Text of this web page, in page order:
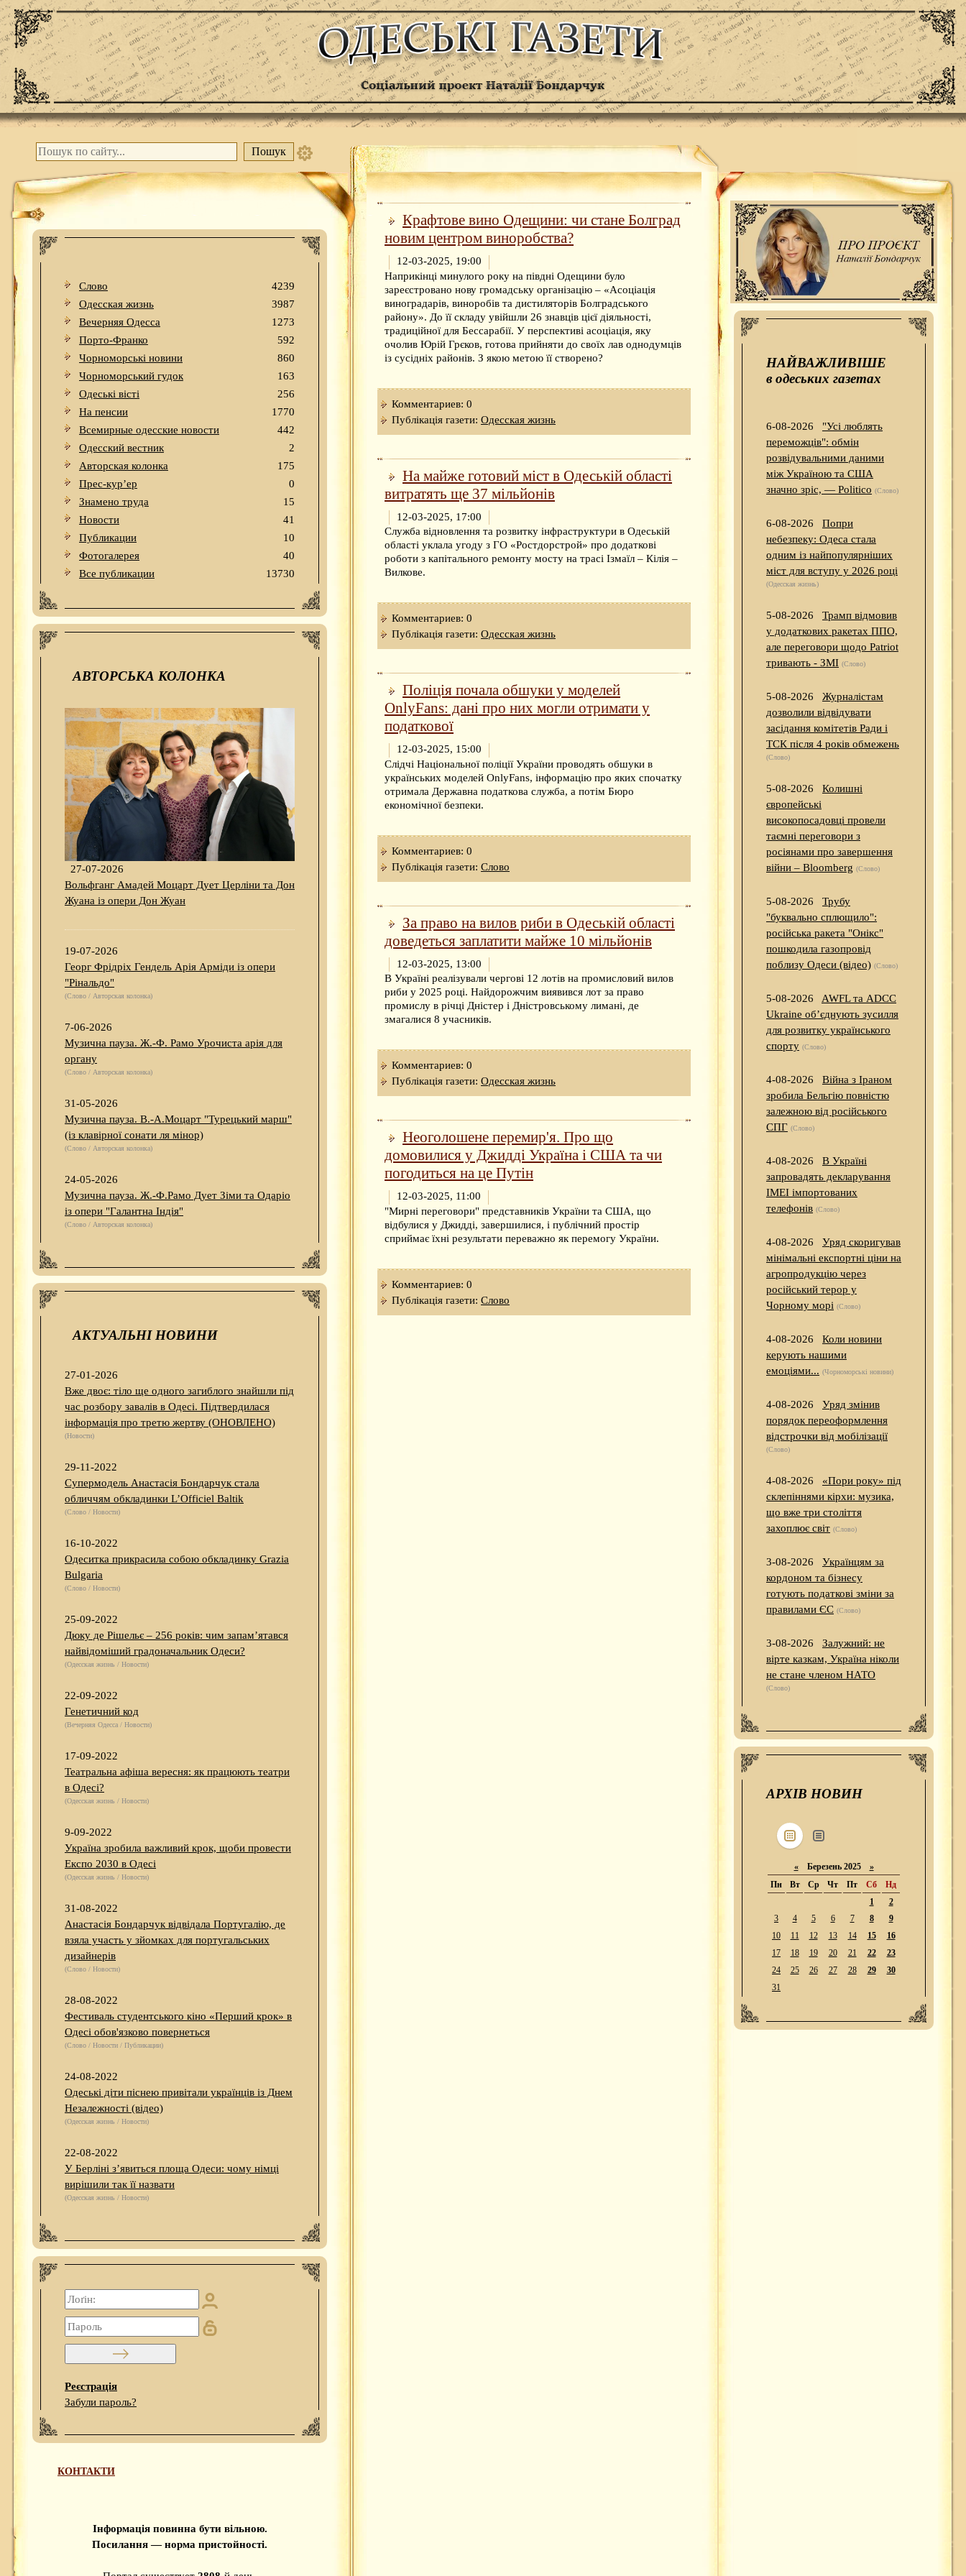
Слово
4239
Одесская жизнь
3987
Вечерняя Одесса
1273
Порто-Франко
592
Чорноморські новини
860
Чорноморський гудок
163
Одеськi вiстi
256
На пенсии
1770
Всемирные одесские новости
442
Одесский вестник
2
Авторская колонка
175
Прес-кур’ер
0
Знамено труда
15
Новости
41
Публикации
10
Фотогалерея
40
Все публикации
13730
АВТОРСЬКА КОЛОНКА
27-07-2026
Вольфганг Амадей Моцарт Дует Церліни та Дон
Жуана із опери Дон Жуан
19-07-2026
Георг Фрідріх Гендель Арія Арміди із опери
"Рінальдо"
(Слово / Авторская колонка)
7-06-2026
Музична пауза. Ж.-Ф. Рамо Урочиста арія для
органу
(Слово / Авторская колонка)
31-05-2026
Музична пауза. В.-А.Моцарт "Турецький марш"
(із клавірної сонати ля мінор)
(Слово / Авторская колонка)
24-05-2026
Музична пауза. Ж.-Ф.Рамо Дует Зіми та Одаріо
із опери "Галантна Індія"
(Слово / Авторская колонка)
АКТУАЛЬНІ НОВИНИ
27-01-2026
Вже двоє: тіло ще одного загиблого знайшли під
час розбору завалів в Одесі. Підтвердилася
інформація про третю жертву (ОНОВЛЕНО)
(Новости)
29-11-2022
Супермодель Анастасія Бондарчук стала
обличчям обкладинки L’Officiel Baltik
(Слово / Новости)
16-10-2022
Одеситка прикрасила собою обкладинку Grazia
Bulgaria
(Слово / Новости)
25-09-2022
Дюку де Рішельє – 256 років: чим запам’ятався
найвідоміший градоначальник Одеси?
(Одесская жизнь / Новости)
22-09-2022
Генетичний код
(Вечерняя Одесса / Новости)
17-09-2022
Театральна афіша вересня: як працюють театри
в Одесі?
(Одесская жизнь / Новости)
9-09-2022
Україна зробила важливий крок, щоби провести
Експо 2030 в Одесі
(Одесская жизнь / Новости)
31-08-2022
Анастасія Бондарчук відвідала Португалію, де
взяла участь у зйомках для португальських
дизайнерів
(Слово / Новости)
28-08-2022
Фестиваль студентського кіно «Перший крок» в
Одесі обов'язково повернеться
(Слово / Новости / Публикации)
24-08-2022
Одеські діти піснею привітали українців із Днем
Незалежності (відео)
(Одесская жизнь / Новости)
22-08-2022
У Берліні з’явиться площа Одеси: чому німці
вирішили так її назвати
(Одесская жизнь / Новости)
Реєстрація
Забули пароль?
КОНТАКТИ
Інформація повинна бути вільною.
Посилання — норма пристойності.
Крафтове вино Одещини: чи стане Болград
новим центром виноробства?
12-03-2025, 19:00
Наприкінці минулого року на півдні Одещини було
зареєстровано нову громадську організацію – «Асоціація
виноградарів, виноробів та дистиляторів Болградського
району». До її складу увійшли 26 знавців цієї діяльності,
традиційної для Бессарабії. У перспективі асоціація, яку
очолив Юрій Грєков, готова прийняти до своїх лав однодумців
із сусідніх районів. З якою метою її створено?
Комментариев: 0
Публікація газети: Одесская жизнь
На майже готовий міст в Одеській області
витратять ще 37 мільйонів
12-03-2025, 17:00
Служба відновлення та розвитку інфраструктури в Одеській
області уклала угоду з ГО «Ростдорстрой» про додаткові
роботи з капітального ремонту мосту на трасі Ізмаїл – Кілія –
Вилкове.
Комментариев: 0
Публікація газети: Одесская жизнь
Поліція почала обшуки у моделей
OnlyFans: дані про них могли отримати у
податкової
12-03-2025, 15:00
Слідчі Національної поліції України проводять обшуки в
українських моделей OnlyFans, інформацію про яких спочатку
отримала Державна податкова служба, а потім Бюро
економічної безпеки.
Комментариев: 0
Публікація газети: Слово
За право на вилов риби в Одеській області
доведеться заплатити майже 10 мільйонів
12-03-2025, 13:00
В Україні реалізували чергові 12 лотів на промисловий вилов
риби у 2025 році. Найдорожчим виявився лот за право
промислу в річці Дністер і Дністровському лимані, де
змагалися 8 учасників.
Комментариев: 0
Публікація газети: Одесская жизнь
Неоголошене перемир'я. Про що
домовилися у Джидді Україна і США та чи
погодиться на це Путін
12-03-2025, 11:00
"Мирні переговори" представників України та США, що
відбулися у Джидді, завершилися, і публічний простір
сприймає їхні результати переважно як перемогу України.
Комментариев: 0
Публікація газети: Слово
НАЙВАЖЛИВІШЕ
в одеських газетах
6-08-2026
"Усі люблять
переможців": обмін
розвідувальними даними
між Україною та США
значно зріс, — Politico (Слово)
6-08-2026
Попри
небезпеку: Одеса стала
одним із найпопулярніших
міст для вступу у 2026 році
(Одесская жизнь)
5-08-2026
Трамп відмовив
у додаткових ракетах ППО,
але переговори щодо Patriot
тривають - ЗМІ (Слово)
5-08-2026
Журналістам
дозволили відвідувати
засідання комітетів Ради і
ТСК після 4 років обмежень
(Слово)
5-08-2026
Колишні
європейські
високопосадовці провели
таємні переговори з
росіянами про завершення
війни – Bloomberg (Слово)
5-08-2026
Трубу
"буквально сплющило":
російська ракета "Онікс"
пошкодила газопровід
поблизу Одеси (відео) (Слово)
5-08-2026
AWFL та ADCC
Ukraine об’єднують зусилля
для розвитку українського
спорту (Слово)
4-08-2026
Війна з Іраном
зробила Бельгію повністю
залежною від російського
СПГ (Слово)
4-08-2026
В Україні
запровадять декларування
IMEI імпортованих
телефонів (Слово)
4-08-2026
Уряд скоригував
мінімальні експортні ціни на
агропродукцію через
російський терор у
Чорному морі (Слово)
4-08-2026
Коли новини
керують нашими
емоціями... (Чорноморські новини)
4-08-2026
Уряд змінив
порядок переоформлення
відстрочки від мобілізації
(Слово)
4-08-2026
«Пори року» під
склепіннями кірхи: музика,
що вже три століття
захоплює світ (Слово)
3-08-2026
Українцям за
кордоном та бізнесу
готують податкові зміни за
правилами ЄС (Слово)
3-08-2026
Залужний: не
вірте казкам, Україна ніколи
не стане членом НАТО
(Слово)
АРХІВ НОВИН
«Березень 2025 »
Пн
Вт Ср Чт Пт Сб
Нд
1
2
3
4 5 6 7 8
9
10
11 12 13 14 15
16
17
18 19 20 21 22
23
24
25 26 27 28 29
30
31